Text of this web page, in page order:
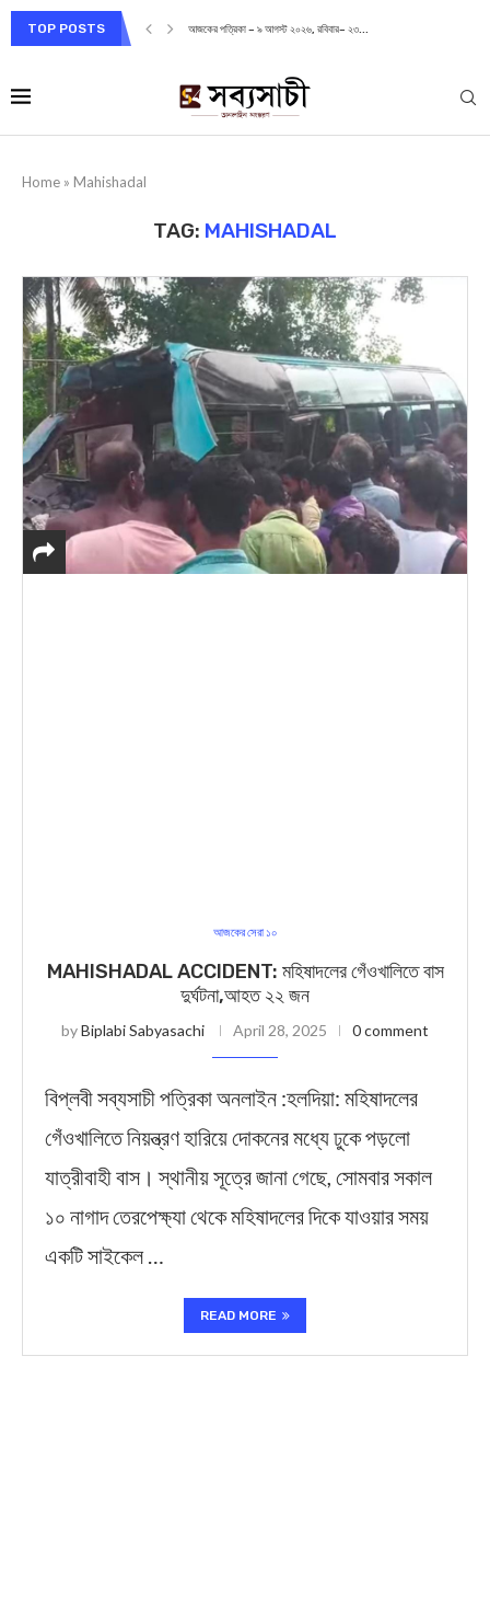
TOP POSTS আজকের পত্রিকা – ৯ আগস্ট ২০২৬, রবিবার– ২৩...
Home » Mahishadal
TAG: MAHISHADAL
আজকের সেরা ১০
MAHISHADAL ACCIDENT: মহিষাদলের গেঁওখালিতে বাস
দুর্ঘটনা,আহত ২২ জন
byBiplabi Sabyasachi April 28, 2025 0 comment
বিপ্লবী সব্যসাচী পত্রিকা অনলাইন :হলদিয়া: মহিষাদলের
গেঁওখালিতে নিয়ন্ত্রণ হারিয়ে দোকনের মধ্যে ঢুকে পড়লো
যাত্রীবাহী বাস। স্থানীয় সূত্রে জানা গেছে, সোমবার সকাল
১০ নাগাদ তেরপেক্ষ্যা থেকে মহিষাদলের দিকে যাওয়ার সময়
একটি সাইকেল …
READ MORE